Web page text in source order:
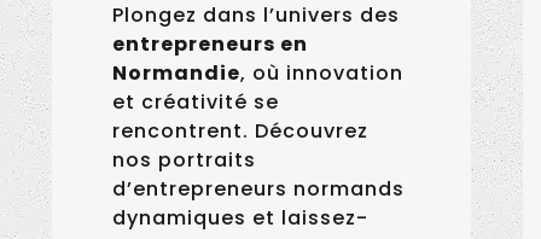
Plongez dans l’univers des
entrepreneurs en
Normandie, où innovation
et créativité se
rencontrent. Découvrez
nos portraits
d’entrepreneurs normands
dynamiques et laissez-